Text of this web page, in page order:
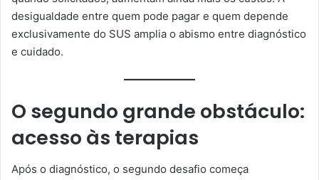
desigualdade entre quem pode pagar e quem depende
exclusivamente do SUS amplia o abismo entre diagnóstico
e cuidado.
O segundo grande obstáculo:
acesso às terapias
Após o diagnóstico, o segundo desafio começa